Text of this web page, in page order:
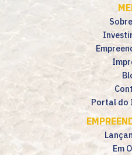
Portal do
Em